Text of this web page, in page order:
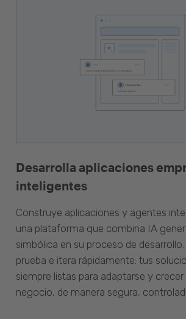
Desarrolla aplicaciones
inteligentes
Construye aplicaciones y agentes
una plataforma que combina IA
simbólica en su proceso de
prueba e itera rápidamente: tus
siempre listas para adaptarse y
negocio, de manera segura,